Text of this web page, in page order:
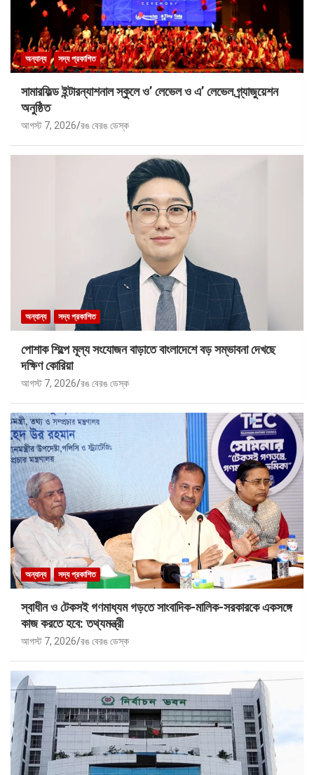
অন্যান্য সদ্য প্রকাশিত
সামারফিল্ড ইন্টারন্যাশনাল স্কুলে ও’ লেভেল ও এ’ লেভেল গ্র্যাজুয়েশন
অনুষ্ঠিত
আগস্ট 7, 2026 রঙ বেরঙ ডেস্ক
অন্যান্য সদ্য প্রকাশিত
পোশাক শিল্পে মূল্য সংযোজন বাড়াতে বাংলাদেশে বড় সম্ভাবনা দেখছে
দক্ষিণ কোরিয়া
আগস্ট 7, 2026 রঙ বেরঙ ডেস্ক
অন্যান্য সদ্য প্রকাশিত
স্বাধীন ও টেকসই গণমাধ্যম গড়তে সাংবাদিক-মালিক-সরকারকে একসঙ্গে
কাজ করতে হবে: তথ্যমন্ত্রী
আগস্ট 7, 2026 রঙ বেরঙ ডেস্ক